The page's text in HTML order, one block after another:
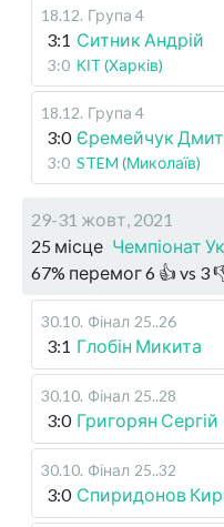
18.12. Група 4
3:1 Ситник Андрій
3:0 КІТ (Харків)
18.12. Група 4
3:0 Єремейчук
3:0 STEM (Миколаїв)
29-31 жовт, 2021
25 місце Чемпіонат
67% перемог6 👍 vs 3
30.10. Фінал 25..26
3:1 Глобін Микита
30.10. Фінал 25..28
3:0 Григорян Сергій
30.10. Фінал 25..32
3:0 Спиридонов